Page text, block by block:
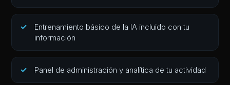
Entrenamiento básico de la IA incluido con tu
información
Panel de administración y analítica de tu actividad